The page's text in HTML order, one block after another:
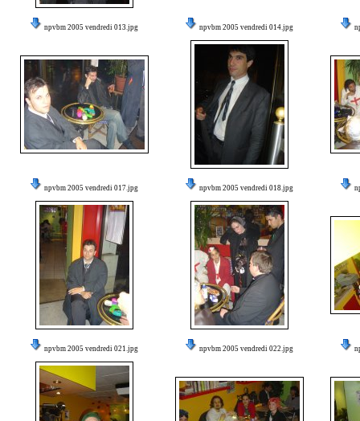
npvbm 2005 vendredi 013.jpg npvbm 2005 vendredi 014.jpg
npvbm 2005 vendredi 017.jpg npvbm 2005 vendredi 018.jpg
npvbm 2005 vendredi 021.jpg npvbm 2005 vendredi 022.jpg